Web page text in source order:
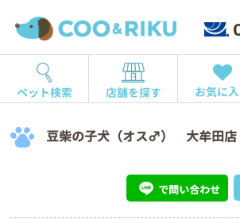
ペット検索 店舗を探す お気に
豆柴の子犬（オス♂） 大牟田店
で問い合わせ